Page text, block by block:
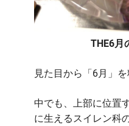
THE6月
見た目から「6月」
中でも、上部に位置
に生えるスイレン科